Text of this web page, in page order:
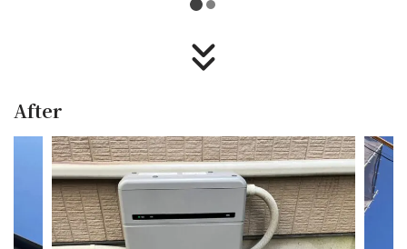
After